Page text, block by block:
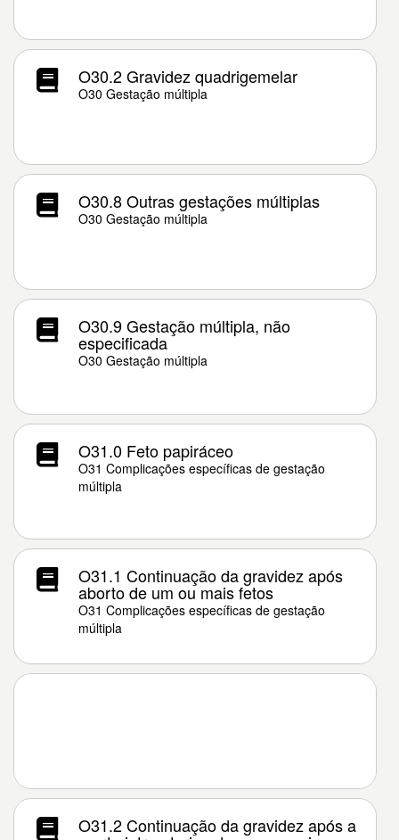
O30.2 Gravidez quadrigemelar
O30 Gestação múltipla
O30.8 Outras gestações múltiplas
O30 Gestação múltipla
O30.9 Gestação múltipla, não
especificada
O30 Gestação múltipla
O31.0 Feto papiráceo
O31 Complicações específicas de gestação
múltipla
O31.1 Continuação da gravidez após
aborto de um ou mais fetos
O31 Complicações específicas de gestação
múltipla
O31.2 Continuação da gravidez após a